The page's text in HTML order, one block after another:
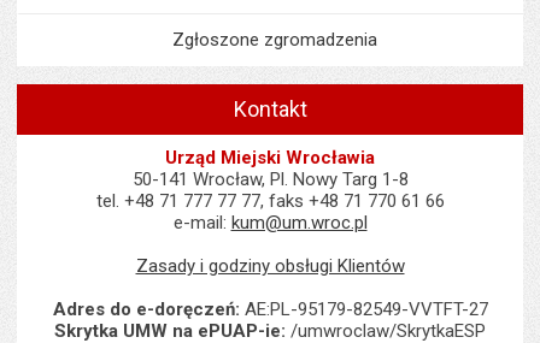
Zgłoszone zgromadzenia
Kontakt
Urząd Miejski Wrocławia
50-141 Wrocław, Pl. Nowy Targ 1-8
tel. +48 71 777 77 77, faks +48 71 770 61 66
e-mail: kum@um.wroc.pl
Zasady i godziny obsługi Klientów
Adres do e-doręczeń: AE:PL-95179-82549-VVTFT-27
Skrytka UMW na ePUAP-ie: /umwroclaw/SkrytkaESP